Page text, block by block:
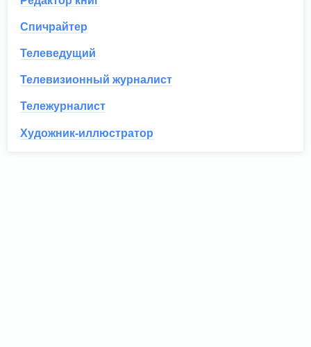
Спичрайтер
Телеведущий
Телевизионный журналист
Тележурналист
Художник-иллюстратор